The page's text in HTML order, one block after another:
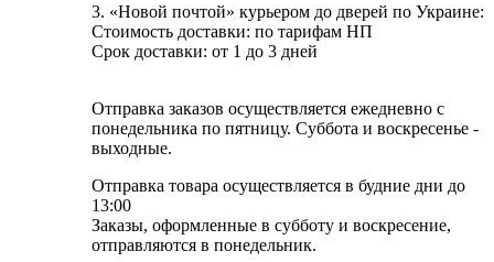
3. «Новой почтой» курьером до дверей по Украине:
Стоимость доставки: по тарифам НП
Срок доставки: от 1 до 3 дней
Отправка заказов осуществляется ежедневно с
понедельника по пятницу. Суббота и воскресенье -
выходные.
Отправка товара осуществляется в будние дни до
13:00
Заказы, оформленные в субботу и воскресение,
отправляются в понедельник.